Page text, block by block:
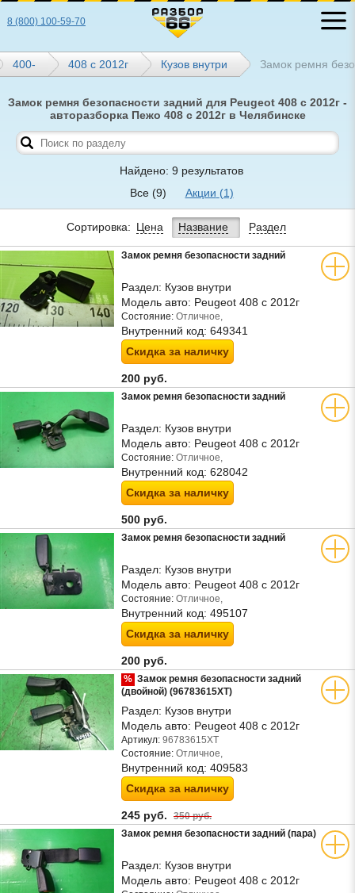
8 (800) 100-59-70
400- 408 с 2012г Кузов внутри Замок ремня
Замок ремня безопасности задний для Peugeot 408 с 2012г -
авторазборка Пежо 408 с 2012г в Челябинске
Найдено: 9 результатов
Все (9) Акции (1)
Сортировка: Цена Название Раздел
Замок ремня безопасности задний
Раздел: Кузов внутри
Модель авто: Peugeot 408 с 2012г
Состояние: Отличное,
Внутренний код: 649341
Скидка за наличку
200 руб.
Замок ремня безопасности задний
Раздел: Кузов внутри
Модель авто: Peugeot 408 с 2012г
Состояние: Отличное,
Внутренний код: 628042
Скидка за наличку
500 руб.
Замок ремня безопасности задний
Раздел: Кузов внутри
Модель авто: Peugeot 408 с 2012г
Состояние: Отличное,
Внутренний код: 495107
Скидка за наличку
200 руб.
% Замок ремня безопасности задний
(двойной) (96783615XT)
Раздел: Кузов внутри
Модель авто: Peugeot 408 с 2012г
Артикул: 96783615XT
Состояние: Отличное,
Внутренний код: 409583
Скидка за наличку
245 руб. 350 руб.
Замок ремня безопасности задний (пара)
Раздел: Кузов внутри
Модель авто: Peugeot 408 с 2012г